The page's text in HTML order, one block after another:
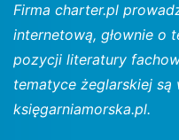
Firma charter.pl
internetową, głownie o
pozycji literatury
tematyce żeglarskiej
księgarniamorska.pl.